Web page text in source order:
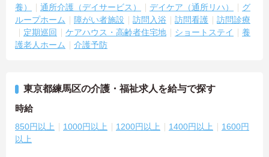
養）
通所介護（デイサービス） デイケア（通所リハ）
グ
ループホーム
障がい者施設 訪問入浴 訪問看護
訪問診療
定期巡回
ケアハウス・高齢者住宅地 ショートステイ
養
護老人ホーム
介護予防
東京都練馬区の介護・福祉求人を給与で探す
時給
850円以上 1000円以上 1200円以上 1400円以上
1600円
以上